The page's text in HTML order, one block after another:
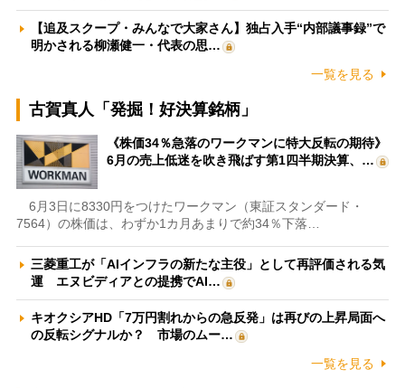
【追及スクープ・みんなで大家さん】独占入手“内部議事録”で
明かされる柳瀬健一・代表の思…
一覧を見る
古賀真人「発掘！好決算銘柄」
《株価34％急落のワークマンに特大反転の期待》
6月の売上低迷を吹き飛ばす第1四半期決算、…
6月3日に8330円をつけたワークマン（東証スタンダード・
7564）の株価は、わずか1カ月あまりで約34％下落…
三菱重工が「AIインフラの新たな主役」として再評価される気
運 エヌビディアとの提携でAI…
キオクシアHD「7万円割れからの急反発」は再びの上昇局面へ
の反転シグナルか？ 市場のムー…
一覧を見る